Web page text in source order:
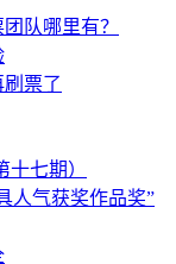
队哪里有？
票了
七期）
人气获奖作品奖”